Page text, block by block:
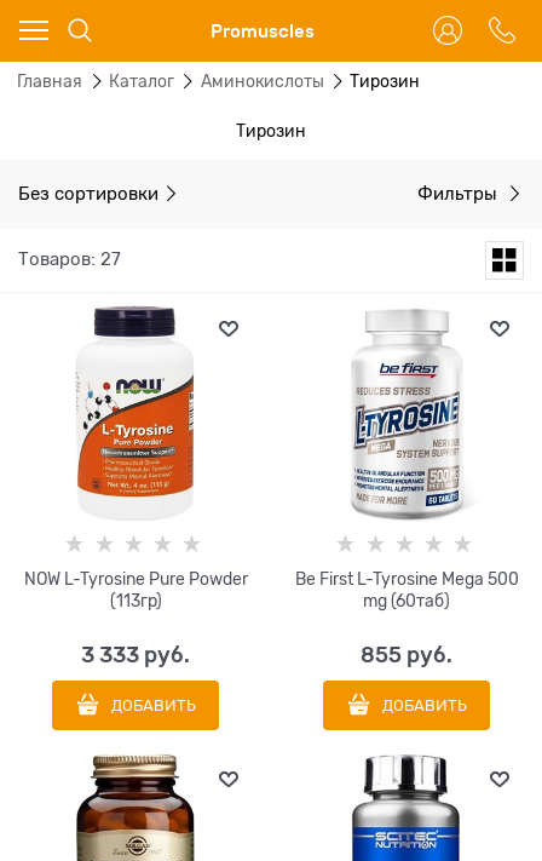
Promuscles
Главная Каталог Аминокислоты Тирозин
Тирозин
Без сортировки Фильтры
Товаров: 27
NOW L-Tyrosine Pure Powder
(113гр)
3 333 руб.
ДОБАВИТЬ
Be First L-Tyrosine Mega 500
mg (60таб)
855 руб.
ДОБАВИТЬ
Ваш город - Москва,
угадали?
ДА НЕТ